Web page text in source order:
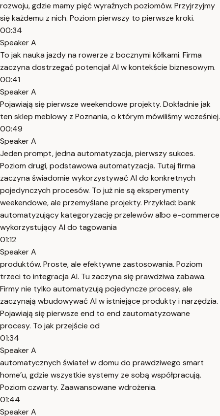
rozwoju, gdzie mamy pięć wyraźnych poziomów. Przyjrzyjmy
się każdemu z nich. Poziom pierwszy to pierwsze kroki.
00:34
Speaker A
To jak nauka jazdy na rowerze z bocznymi kółkami. Firma
zaczyna dostrzegać potencjał AI w kontekście biznesowym.
00:41
Speaker A
Pojawiają się pierwsze weekendowe projekty. Dokładnie jak
ten sklep meblowy z Poznania, o którym mówiliśmy wcześniej.
00:49
Speaker A
Jeden prompt, jedna automatyzacja, pierwszy sukces.
Poziom drugi, podstawowa automatyzacja. Tutaj firma
zaczyna świadomie wykorzystywać AI do konkretnych
pojedynczych procesów. To już nie są eksperymenty
weekendowe, ale przemyślane projekty. Przykład: bank
automatyzujący kategoryzację przelewów albo e-commerce
wykorzystujący AI do tagowania
01:12
Speaker A
produktów. Proste, ale efektywne zastosowania. Poziom
trzeci to integracja AI. Tu zaczyna się prawdziwa zabawa.
Firmy nie tylko automatyzują pojedyncze procesy, ale
zaczynają wbudowywać AI w istniejące produkty i narzędzia.
Pojawiają się pierwsze end to end zautomatyzowane
procesy. To jak przejście od
01:34
Speaker A
automatycznych świateł w domu do prawdziwego smart
home’u, gdzie wszystkie systemy ze sobą współpracują.
Poziom czwarty. Zaawansowane wdrożenia.
01:44
Speaker A